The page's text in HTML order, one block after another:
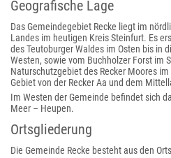
Geografische Lage
Das Gemeindegebiet Recke liegt im
Landes im heutigen Kreis Steinfurt. Es
des Teutoburger Waldes im Osten bis in
Westen, sowie vom Buchholzer Forst im
Naturschutzgebiet des Recker Moores
Gebiet von der Recker Aa und dem
Im Westen der Gemeinde befindet sich
Meer – Heupen.
Ortsgliederung
Die Gemeinde Recke besteht aus den